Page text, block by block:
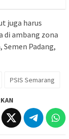
juga harus
di ambang zona
Padang,
PSIS Semarang